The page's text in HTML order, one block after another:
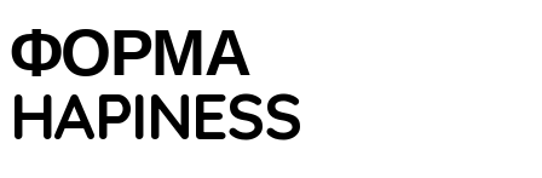
ΦΟΡΜΑ
HAPINESS